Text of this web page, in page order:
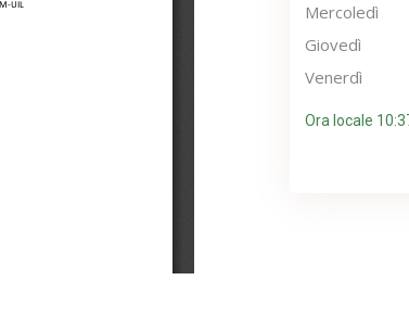
Mercoledì
Giovedì
Venerdì
Ora locale